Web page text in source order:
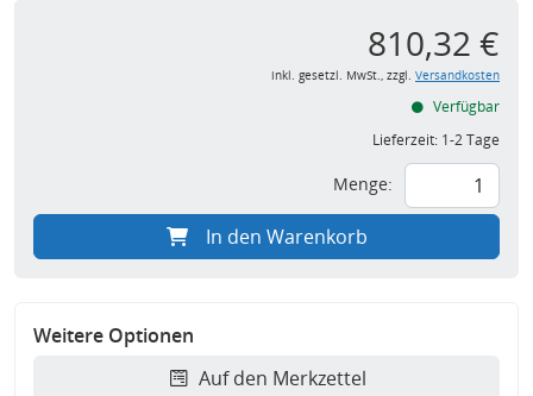
810,32 €
inkl. gesetzl. MwSt., zzgl. Versandkosten
Verfügbar
Lieferzeit: 1-2 Tage
Menge:
In den Warenkorb
Weitere Optionen
Auf den Merkzettel